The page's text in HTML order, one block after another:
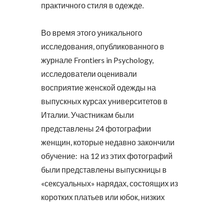
практичного стиля в одежде.
Во время этого уникального
исследования, опубликованного в
журнале Frontiers in Psychology,
исследователи оценивали
восприятие женской одежды на
выпускных курсах университетов в
Италии. Участникам были
представлены 24 фотографии
женщин, которые недавно закончили
обучение: на 12 из этих фотографий
были представлены выпускницы в
«сексуальных» нарядах, состоящих из
коротких платьев или юбок, низких